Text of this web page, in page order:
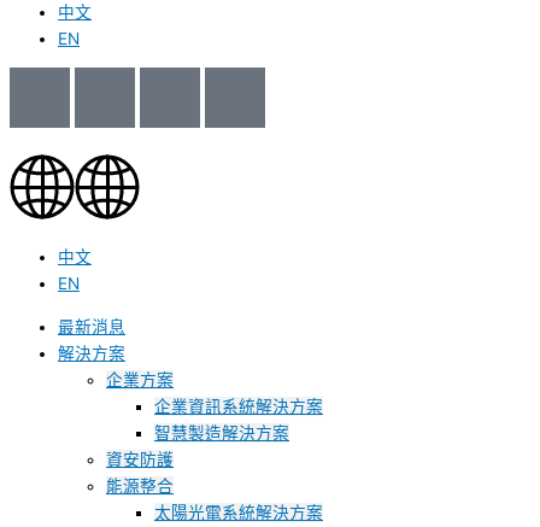
中文
EN
中文
EN
最新消息
解決方案
企業方案
企業資訊系統解決方案
智慧製造解決方案
資安防護
能源整合
太陽光電系統解決方案